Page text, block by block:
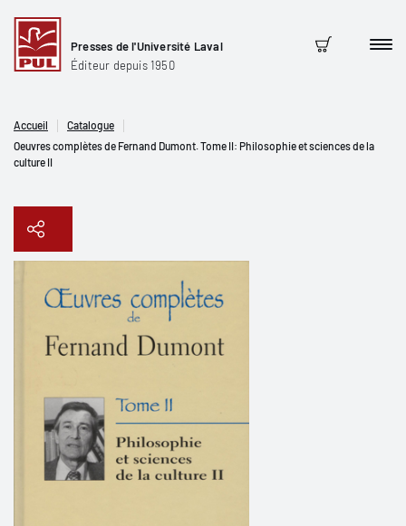
Presses de l'Université Laval
Éditeur depuis 1950
Panier
Accueil
Catalogue
Oeuvres complètes de Fernand Dumont. Tome II: Philosophie et sciences de la
culture II